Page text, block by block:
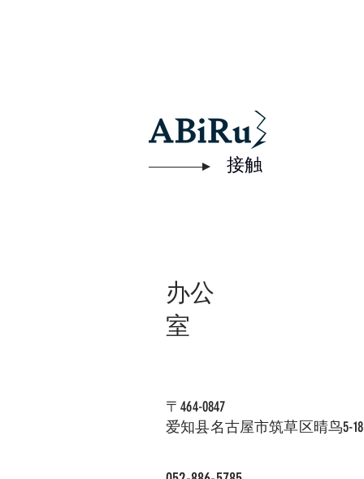
接触
办公
室
〒464-0847
爱知县名古屋市筑草区晴鸟5-18-